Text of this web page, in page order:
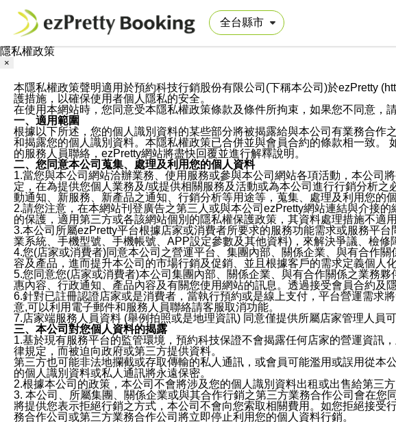
隱私權政策
×
本隱私權政策聲明適用於預約科技行銷股份有限公司(下稱本公司)於ezPretty
護措施，以確保使用者個人隱私的安全。
在使用本網站時，您同意受本隱私權政策條款及條件所拘束，如果您不同意，
一、適用範圍
根據以下所述，您的個人識別資料的某些部分將被揭露給與本公司有業務合
和揭露您的個人識別資料。本隱私權政策已合併並與會員合約的條款相一致。
的服務人員聯絡，ezPretty網站將盡快回覆並進行解釋說明。
二、您同意本公司蒐集、處理及利用您的個人資料
1.當您與本公司網站洽辦業務、使用服務或參與本公司網站各項活動，本公司
定，在為提供您個人業務及/或提供相關服務及活動或為本公司進行行銷分析
動通知、新服務、新產品之通知、行銷分析等用途等，蒐集、處理及利用您的個
2.請您注意，在本網站刊登廣告之第三人或與本公司ezPretty網站連結與介接
的保護，適用第三方或各該網站個別的隱私權保護政策，其資料處理措施不適
3.本公司所屬ezPretty平台根據店家或消費者所要求的服務功能需求或服務平
業系統、手機型號、手機帳號、APP設定參數及其他資料)，來解決爭議、檢
4.您(店家或消費者)同意本公司之營運平台、集團內部、關係企業、與有合作
容及產品，進而提升本公司的市場行銷及促銷、並且根據客戶的需求定義個人
5.您同意您(店家或消費者)本公司集團內部、關係企業、與有合作關係之業務
惠內容、行政通知、產品內容及有關您使用網站的訊息。透過接受會員合約及
6.針對已註冊認證店家或是消費者，當執行預約或是線上支付，平台營運需求
意,可以利用電子郵件和服務人員聯絡請客服取消功能。
7.店家端服務人員資料 (舉例拍照或是地理資訊) 同意僅提供所屬店家管理人員
三、本公司對您個人資料的揭露
1.基於現有服務平台的監管環境，預約科技保證不會揭露任何店家的營運資訊
律規定，而被迫向政府或第三方提供資料。
第三方也可能非法地攔截或存取傳輸的私人通訊，或會員可能濫用或誤用從
的個人識別資料或私人通訊將永遠保密。
2.根據本公司的政策，本公司不會將涉及您的個人識別資料出租或出售給第三方
3. 本公司、所屬集團、關係企業或與其合作行銷之第三方業務合作公司會在
將提供您表示拒絕行銷之方式，本公司不會向您索取相關費用。如您拒絕接
務合作公司或第三方業務合作公司將立即停止利用您的個人資料行銷。